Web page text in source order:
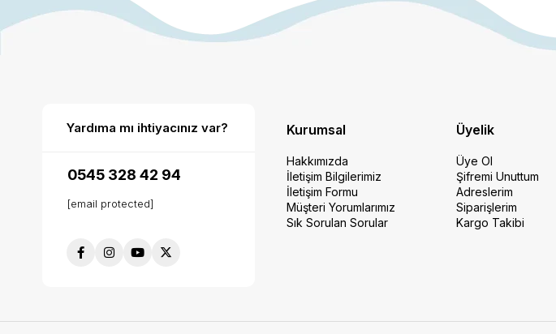
Yardıma mı ihtiyacınız var?
0545 328 42 94
[email protected]
Kurumsal
Hakkımızda
İletişim Bilgilerimiz
İletişim Formu
Müşteri Yorumlarımız
Sık Sorulan Sorular
Üyelik
Üye Ol
Şifremi Unuttum
Adreslerim
Siparişlerim
Kargo Takibi